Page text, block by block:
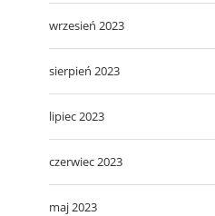
wrzesień 2023
sierpień 2023
lipiec 2023
czerwiec 2023
maj 2023